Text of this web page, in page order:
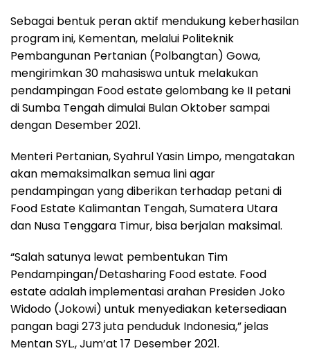
k
p
m
Sebagai bentuk peran aktif mendukung keberhasilan
program ini, Kementan, melalui Politeknik
Pembangunan Pertanian (Polbangtan) Gowa,
mengirimkan 30 mahasiswa untuk melakukan
pendampingan Food estate gelombang ke II petani
di Sumba Tengah dimulai Bulan Oktober sampai
dengan Desember 2021.
Menteri Pertanian, Syahrul Yasin Limpo, mengatakan
akan memaksimalkan semua lini agar
pendampingan yang diberikan terhadap petani di
Food Estate Kalimantan Tengah, Sumatera Utara
dan Nusa Tenggara Timur, bisa berjalan maksimal.
“Salah satunya lewat pembentukan Tim
Pendampingan/Detasharing Food estate. Food
estate adalah implementasi arahan Presiden Joko
Widodo (Jokowi) untuk menyediakan ketersediaan
pangan bagi 273 juta penduduk Indonesia,” jelas
Mentan SYL., Jum’at 17 Desember 2021.